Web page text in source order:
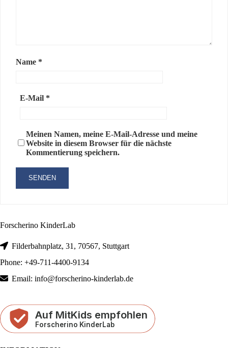
Name *
E-Mail *
Meinen Namen, meine E-Mail-Adresse und meine
Website in diesem Browser für die nächste
Kommentierung speichern.
Forscherino KinderLab
Filderbahnplatz, 31, 70567, Stuttgart
Phone: +49-711-4400-9134
Email: info@forscherino-kinderlab.de